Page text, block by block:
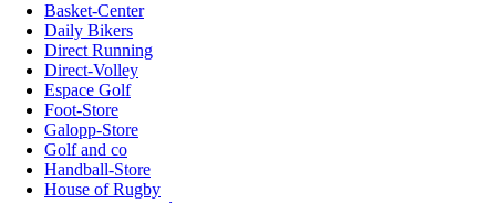
Basket-Center
Daily Bikers
Direct Running
Direct-Volley
Espace Golf
Foot-Store
Galopp-Store
Golf and co
Handball-Store
House of Rugby